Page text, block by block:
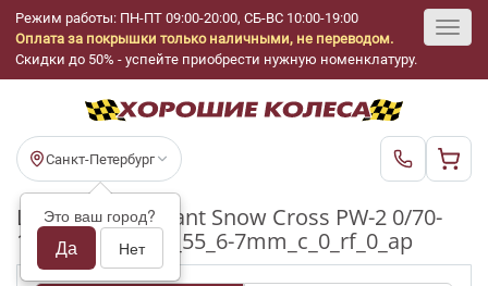
Режим работы: ПН-ПТ 09:00-20:00, СБ-ВС 10:00-19:00
Оплата за покрышки только наличными, не переводом.
Скидки до 50% - успейте приобрести нужную номенклатуру.
Санкт-Петербург
Это ваш город?
Да Нет
Шины бу Cordiant Snow Cross PW-2 0/70-
100pct R17_215_55_6-7mm_c_0_rf_0_ap